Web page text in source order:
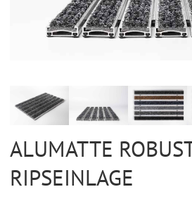
ALUMATTE
RIPSEINLAGE